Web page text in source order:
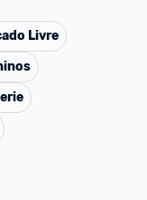
Livre